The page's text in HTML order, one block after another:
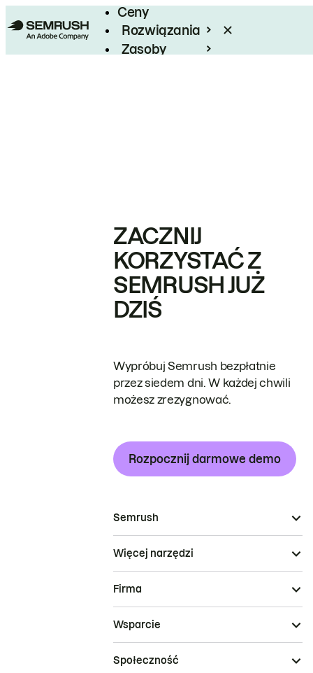
Ceny
Rozwiązania
Zasoby
ZACZNIJ
KORZYSTAĆ Z
SEMRUSH JUŻ
DZIŚ
Wypróbuj Semrush bezpłatnie
przez siedem dni. W każdej chwili
możesz zrezygnować.
Rozpocznij darmowe demo
Semrush
Więcej narzędzi
Firma
Wsparcie
Społeczność